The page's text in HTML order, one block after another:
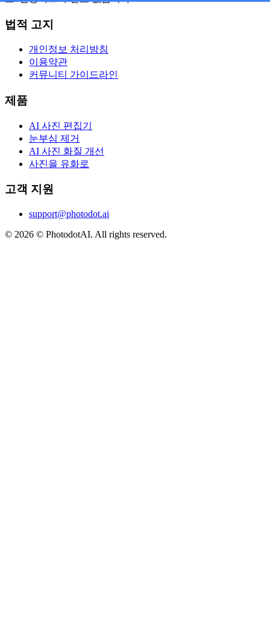
법적 고지
개인정보 처리방침
이용약관
커뮤니티 가이드라인
제품
AI 사진 편집기
눈부심 제거
AI 사진 화질 개선
사진을 유화로
고객 지원
support@photodot.ai
© 2026 © PhotodotAI. All rights reserved.